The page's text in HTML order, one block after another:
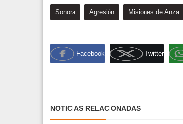
Sonora Agresión Misiones de Anza
Facebook Twitter
NOTICIAS RELACIONADAS